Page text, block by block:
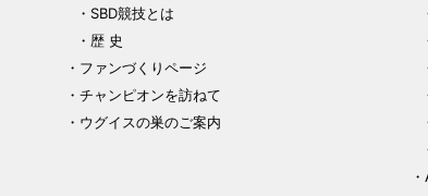
SBD競技とは
歴 史
ファンづくりページ
チャンピオンを訪ねて
ウグイスの巣のご案内